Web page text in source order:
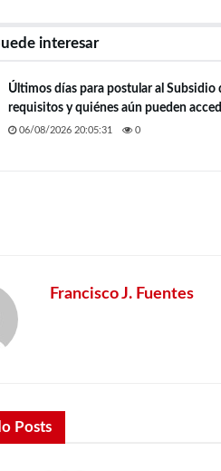
interesar
Últimos días para postular al
requisitos y quiénes aún pueden
06/08/2026 20:05:31 0
Francisco J. Fuentes
Posts